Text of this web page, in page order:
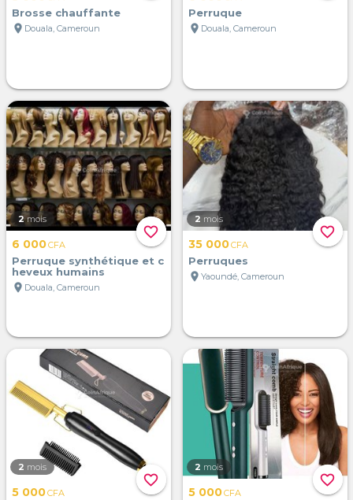
Brosse chauffante
location_on Douala, Cameroun
Perruque
location_on Douala, Cameroun
favorite_border
2 mois
6 000CFA
Perruque synthétique et c
heveux humains
location_on Douala, Cameroun
favorite_border
2 mois
35 000CFA
Perruques
location_on Yaoundé, Cameroun
favorite_border
2 mois
5 000CFA
favorite_border
2 mois
5 000CFA